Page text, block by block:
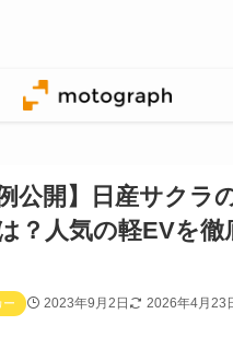
例公開】日産サクラ
？人気の軽EVを徹
ー 2023年9月2日 2026年4月23